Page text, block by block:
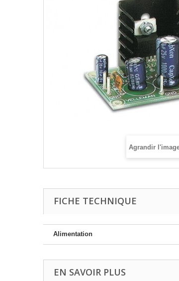
Agrandir
FICHE TECHNIQUE
Alimentation
EN SAVOIR PLUS